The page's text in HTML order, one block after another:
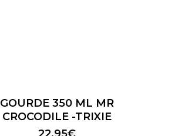
GOURDE 350 ML MR
CROCODILE -TRIXIE